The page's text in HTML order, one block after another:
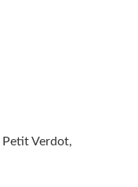
Petit Verdot,